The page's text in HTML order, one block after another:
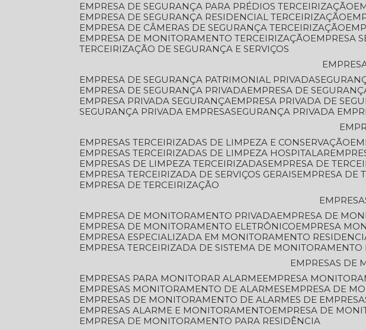
EMPRESA DE SEGURANÇA PARA PRÉDIOS TERCEIRIZAÇÃO
EMPRESA DE SEGURANÇA RESIDENCIAL TERCEIRIZAÇÃO
EMPRESA DE CÂMERAS DE SEGURANÇA TERCEIRIZAÇÃO
EMPRESA DE MONITORAMENTO TERCEIRIZAÇÃO
EMPRESA
TERCEIRIZAÇÃO DE SEGURANÇA E SERVIÇOS
EMPRESA DE SEGURANÇA PATRIMONIAL PRIVADA
EMPRESA DE SEGURANÇA PRIVADA
EMPRESA DE
EMPRESA PRIVADA SEGURANÇA
EMPRESA PRIVADA DE
SEGURANÇA PRIVADA EMPRESA SEGURANÇA PRIVADA
EMPRESAS TERCEIRIZADAS DE LIMPEZA E CONSERVAÇÃO
EMPRESAS TERCEIRIZADAS DE LIMPEZA HOSPITALAR
EMPRESAS DE LIMPEZA TERCEIRIZADAS
EMPRESA DE
EMPRESA TERCEIRIZADA DE SERVIÇOS GERAIS
EMPRESA DE
EMPRESA DE TERCEIRIZAÇÃO
EMPRESA DE MONITORAMENTO PRIVADA
EMPRESA DE
EMPRESA DE MONITORAMENTO ELETRÔNICO
EMPRESA
EMPRESA ESPECIALIZADA EM MONITORAMENTO
EMPRESA TERCEIRIZADA DE SISTEMA DE MONITORAMENTO
EMPRESAS
EMPRESAS PARA MONITORAR ALARME
EMPRESA
EMPRESAS MONITORAMENTO DE ALARMES
EMPRESA DE
EMPRESAS DE MONITORAMENTO DE ALARMES DE
EMPRESAS ALARME E MONITORAMENTO
EMPRESA DE
EMPRESA DE MONITORAMENTO PARA RESIDÊNCIA